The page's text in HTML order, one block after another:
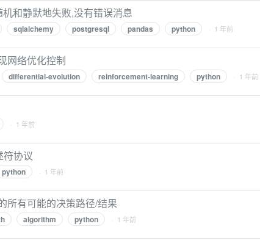
和静默地失败,没有错误消息
sqlalchemy postgresql pandas python · 1 年前
网络优化控制
differential-evolution reinforcement-learning python · 1 年前
· 1 年前
符协议
python · 1 年前
所有可能的决策路径/结果
algorithm python · 1 年前